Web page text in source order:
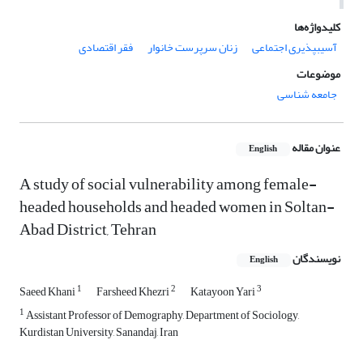
کلیدواژه‌ها
آسیب‏‎‏پذیری اجتماعی
زنان سرپرست خانوار
فقر اقتصادی
موضوعات
جامعه شناسی
عنوان مقاله English
A study of social vulnerability among female-
headed households and headed women in Soltan-
Abad District, Tehran
نویسندگان English
Saeed Khani1 Farsheed Khezri2 Katayoon Yari3
1Assistant Professor of Demography, Department of Sociology,
Kurdistan University, Sanandaj, Iran